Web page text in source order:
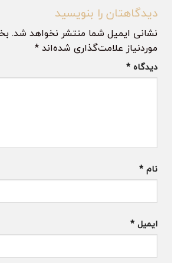
دیدگاهتان را بنویسید
نشانی ایمیل شما منتشر نخواهد شد.
موردنیاز علامت‌گذاری شده‌اند*
دیدگاه *
نام *
ایمیل *